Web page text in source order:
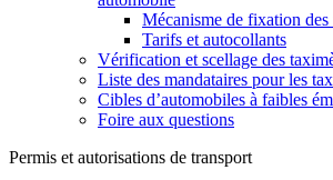
Mécanisme de fixation des
Tarifs et autocollants
Vérification et scellage des
Liste des mandataires pour les
Cibles d’automobiles à faibles
Foire aux questions
Permis et autorisations de transport